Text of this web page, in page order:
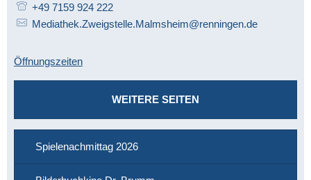
+49 7159 924 222
Mediathek.Zweigstelle.Malmsheim@renningen.de
Öffnungszeiten
WEITERE SEITEN
Spielenachmittag 2026